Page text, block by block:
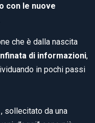
con le nuove
che è dalla nascita
di informazioni,
in pochi passi
, sollecitato da una